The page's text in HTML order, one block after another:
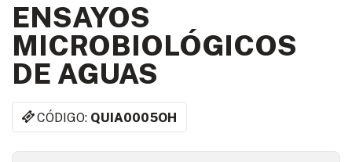
ENSAYOS
MICROBIOLÓGICOS
DE AGUAS
CÓDIGO: QUIA0005OH